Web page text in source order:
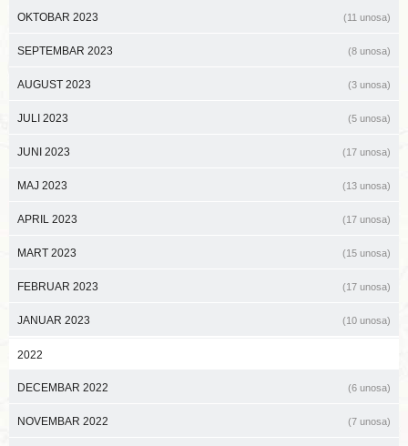
OKTOBAR 2023 (11 unosa)
SEPTEMBAR 2023 (8 unosa)
AUGUST 2023 (3 unosa)
JULI 2023 (5 unosa)
JUNI 2023 (17 unosa)
MAJ 2023 (13 unosa)
APRIL 2023 (17 unosa)
MART 2023 (15 unosa)
FEBRUAR 2023 (17 unosa)
JANUAR 2023 (10 unosa)
2022
DECEMBAR 2022 (6 unosa)
NOVEMBAR 2022 (7 unosa)